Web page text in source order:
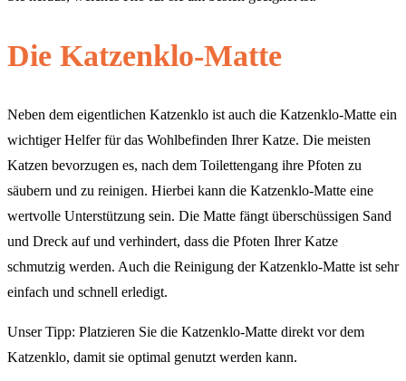
Die Katzenklo-Matte
Neben dem eigentlichen Katzenklo ist auch die Katzenklo-Matte ein
wichtiger Helfer für das Wohlbefinden Ihrer Katze. Die meisten
Katzen bevorzugen es, nach dem Toilettengang ihre Pfoten zu
säubern und zu reinigen. Hierbei kann die Katzenklo-Matte eine
wertvolle Unterstützung sein. Die Matte fängt überschüssigen Sand
und Dreck auf und verhindert, dass die Pfoten Ihrer Katze
schmutzig werden. Auch die Reinigung der Katzenklo-Matte ist sehr
einfach und schnell erledigt.
Unser Tipp: Platzieren Sie die Katzenklo-Matte direkt vor dem
Katzenklo, damit sie optimal genutzt werden kann.